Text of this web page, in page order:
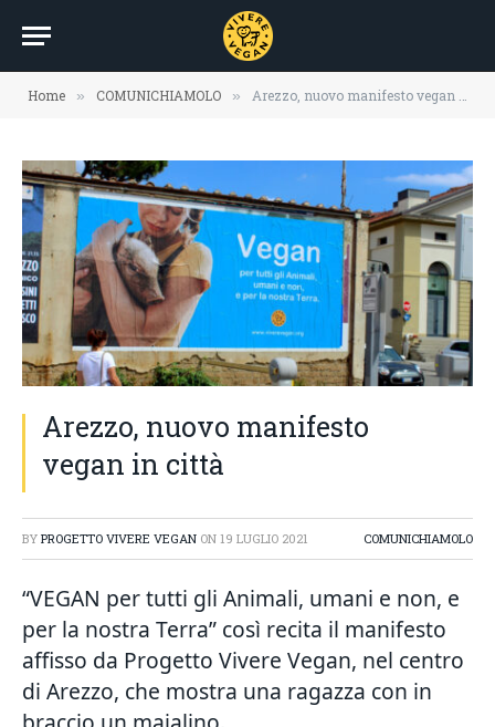
Home » COMUNICHIAMOLO » Arezzo, nuovo manifesto vegan in città
Arezzo, nuovo manifesto
vegan in città
BY PROGETTO VIVERE VEGAN ON 19 LUGLIO 2021 COMUNICHIAMOLO
“VEGAN per tutti gli Animali, umani e non, e
per la nostra Terra” così recita il manifesto
affisso da Progetto Vivere Vegan, nel centro
di Arezzo, che mostra una ragazza con in